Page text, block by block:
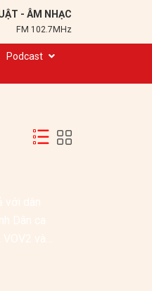
- ÂM NHẠC
FM 102.7MHz
Podcast
Trạm 102,7
Chuyện để kể
Đôi bạn văn chương
Hành trình sáng tạo
với dân
Dân ca
và